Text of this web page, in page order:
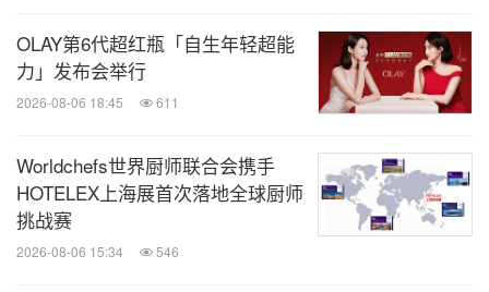
摩登展H4馆重磅打造 "工厂直销馆"，汇聚200+源头
直销新通路。同时，强力联动"家具产业互联网平
台"（博华家具优选小程序），构建线上线下融合、
365天不间断的"设计供应链直通车"，重构"设计-制
OLAY第6代超红瓶「自生年轻超能
力」发布会举行
2026-08-06 18:45 611
Worldchefs世界厨师联合会携手
HOTELEX上海展首次落地全球厨师
挑战赛
2026-08-06 15:34 546